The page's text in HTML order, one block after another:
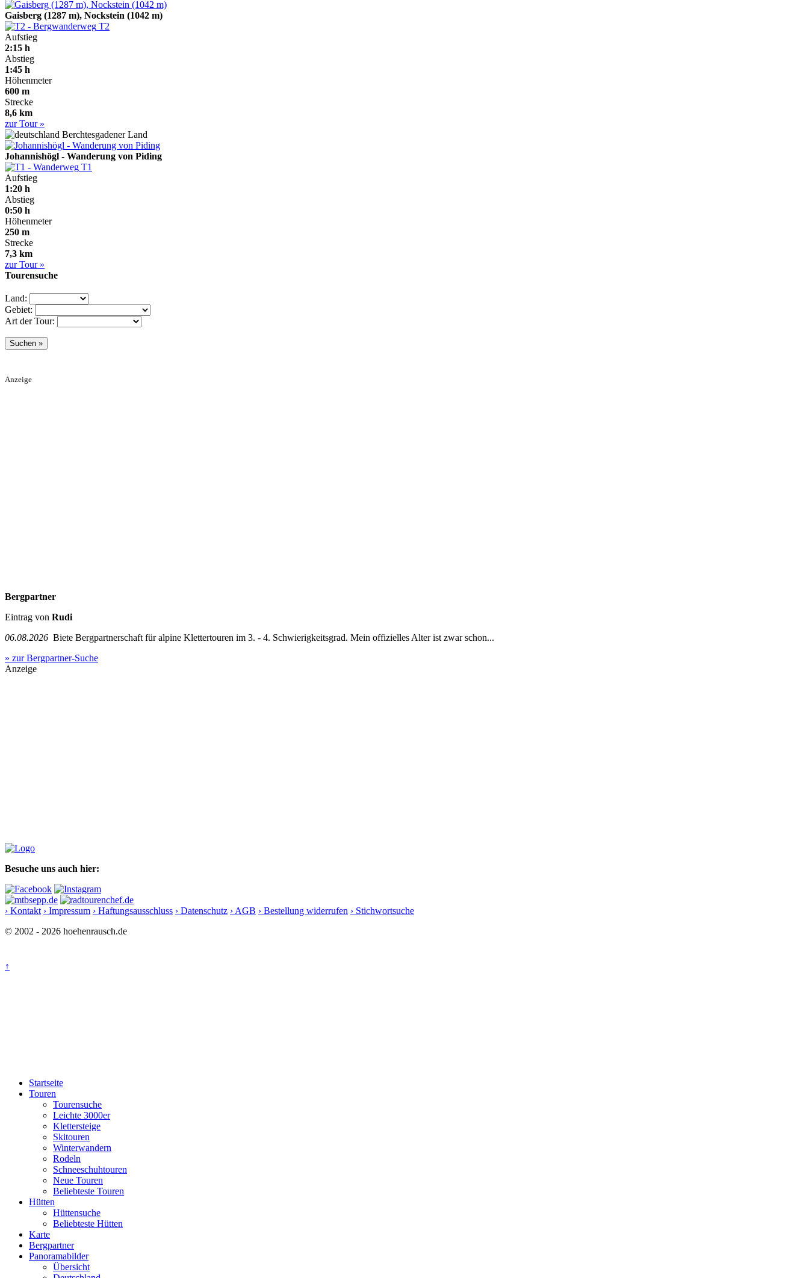
Gaisberg (1287 m), Nockstein (1042 m)
T2
Aufstieg
2:15 h
Abstieg
1:45 h
Höhenmeter
600 m
Strecke
8,6 km
zur Tour »
Berchtesgadener Land
Johannishögl - Wanderung von Piding
T1
Aufstieg
1:20 h
Abstieg
0:50 h
Höhenmeter
250 m
Strecke
7,3 km
zur Tour »
Tourensuche
Land:
Gebiet:
Art der Tour:
Anzeige
Bergpartner
Eintrag von Rudi
06.08.2026 Biete Bergpartnerschaft für alpine Klettertouren im 3. - 4. Schwierigkeitsgrad. Mein offizielles Alter ist zwar schon...
» zur Bergpartner-Suche
Anzeige
Besuche uns auch hier:
› Kontakt › Impressum › Haftungsausschluss › Datenschutz › AGB › Bestellung widerrufen › Stichwortsuche
© 2002 - 2026 hoehenrausch.de
↑
Startseite
Touren
Tourensuche
Leichte 3000er
Klettersteige
Skitouren
Winterwandern
Rodeln
Schneeschuhtouren
Neue Touren
Beliebteste Touren
Hütten
Hüttensuche
Beliebteste Hütten
Karte
Bergpartner
Panoramabilder
Übersicht